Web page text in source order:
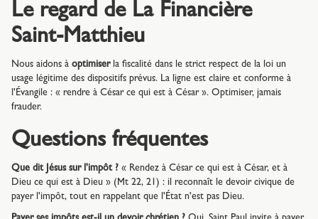
Le regard de La Financière
Saint-Matthieu
Nous aidons à optimiserla fiscalité dans le strict respect de la loi un
usage légitime des dispositifs prévus. La ligne est claire et conforme à
l'Évangile : « rendre à César ce qui est à César ». Optimiser, jamais
frauder.
Questions fréquentes
Que dit Jésus sur l'impôt ? « Rendez à César ce qui est à César, et à
Dieu ce qui est à Dieu » (Mt 22, 21) : il reconnaît le devoir civique de
payer l'impôt, tout en rappelant que l'État n'est pas Dieu.